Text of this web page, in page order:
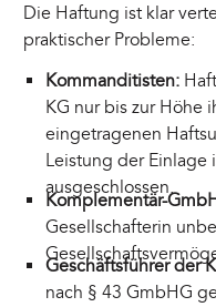
Die Haftung ist klar
praktischer Probleme:
Kommanditisten:
KG nur bis zur Höhe
eingetragenen
Leistung der Einlage
ausgeschlossen.
Komplementär-
Gesellschafterin
Geschäftsführer der
nach § 43 GmbHG